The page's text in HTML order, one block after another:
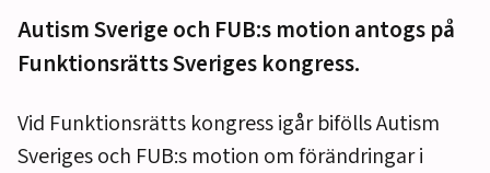
Autism Sverige och FUB:s motion antogs på
Funktionsrätts Sveriges kongress.
Vid Funktionsrätts kongress igår bifölls Autism
Sveriges och FUB:s motion om förändringar i